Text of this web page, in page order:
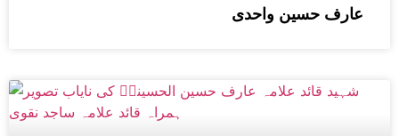
عارف حسین واحدی